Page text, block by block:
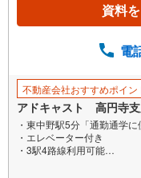
ジ
存
す
る
資料
電
不動産会社おすすめポイン
アドキャスト 高円寺
・東中野駅5分「通勤通学に
・エレベーター付き
・3駅4路線利用可能